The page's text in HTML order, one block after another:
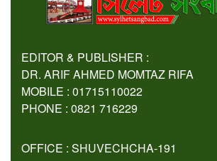
EDITOR & PUBLISHER :
DR. ARIF AHMED MOMTAZ RIFA
MOBILE : 01715110022
PHONE : 0821 716229
OFFICE : SHUVECHCHA-191